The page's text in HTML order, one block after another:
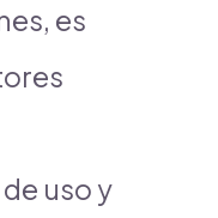
es
uso y